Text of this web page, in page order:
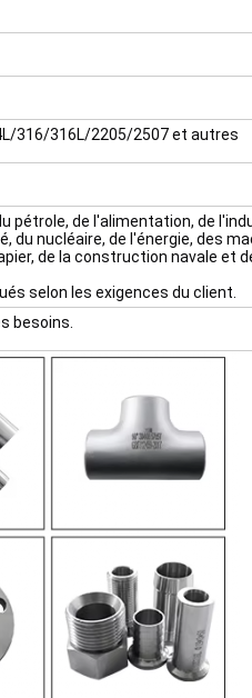
316/316L/2205/2507 et autres
pétrole, de l'alimentation, de
du nucléaire, de l'énergie, des
de la construction navale et
selon les exigences du client.
besoins.